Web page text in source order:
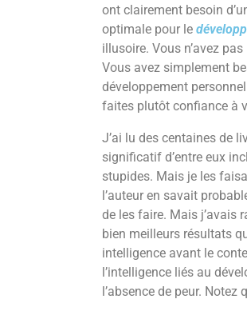
ont clairement besoin
optimale pour le
illusoire. Vous n’avez
Vous avez simplement
développement
faites plutôt confiance à
J’ai lu des centaines de
significatif d’entre eux
stupides. Mais je les
l’auteur en savait
de les faire. Mais j’avais
bien meilleurs résultats
intelligence avant le
l’intelligence liés au
l’absence de peur.